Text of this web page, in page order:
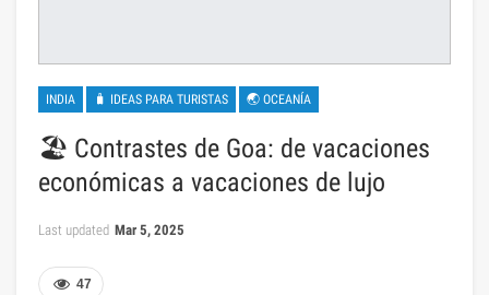
INDIA 🧳 IDEAS PARA TURISTAS 🌏 OCEANÍA
🏖️ Contrastes de Goa: de vacaciones
económicas a vacaciones de lujo
Last updated Mar 5, 2025
47